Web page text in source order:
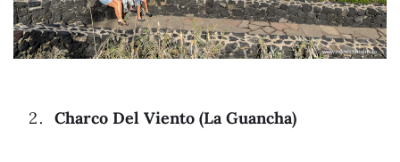
Charco Del Viento (La Guancha)